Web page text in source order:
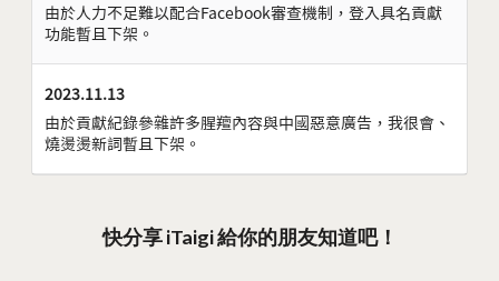
由於人力不足難以配合Facebook審查機制，登入具名貢獻
功能暫且下架。
2023.11.13
由於貢獻紀錄參雜許多腥羶內容與中國惡意廣告，我很會、
燒燙燙新詞暫且下架。
快分享 iTaigi 給你的朋友知道吧！